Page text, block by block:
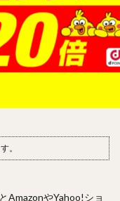
。
AmazonやYahoo!ショ